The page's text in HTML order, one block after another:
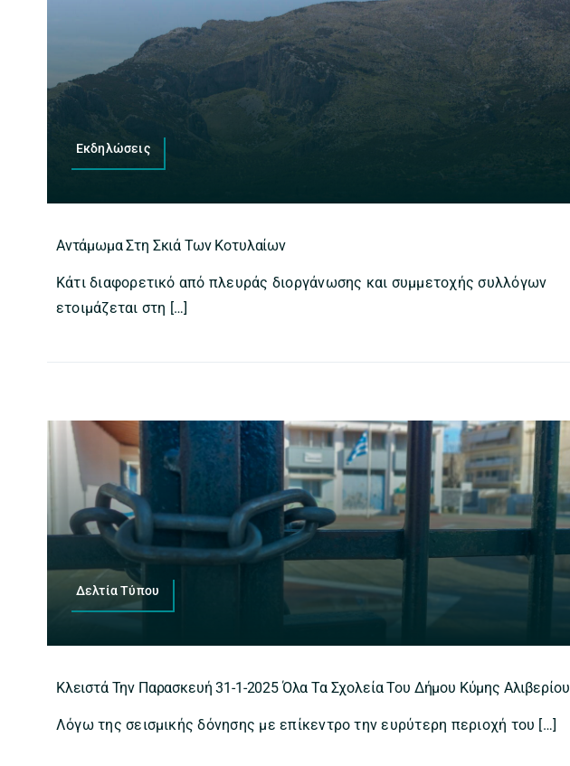
Εκδηλώσεις
Αντάμωμα Στη Σκιά Των Κοτυλαίων
Κάτι διαφορετικό από πλευράς διοργάνωσης και συμμετοχής συλλόγων
ετοιμάζεται στη […]
Δελτία Τύπου
Κλειστά Την Παρασκευή 31-1-2025 Όλα Τα Σχολεία Του Δήμου Κύμης Αλιβερίου
Λόγω της σεισμικής δόνησης με επίκεντρο την ευρύτερη περιοχή του […]